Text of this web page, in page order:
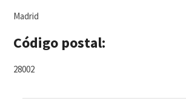
Madrid
Código postal:
28002